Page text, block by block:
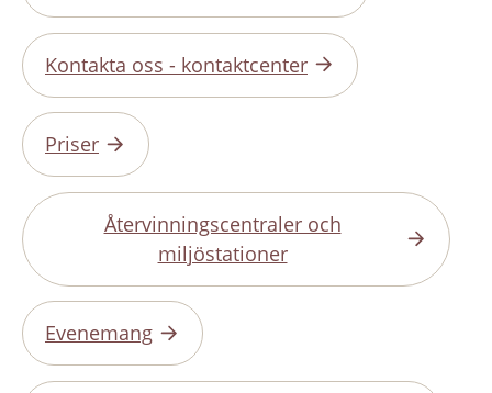
Kontakta oss - kontaktcenter
Priser
Återvinningscentraler och
miljöstationer
Evenemang